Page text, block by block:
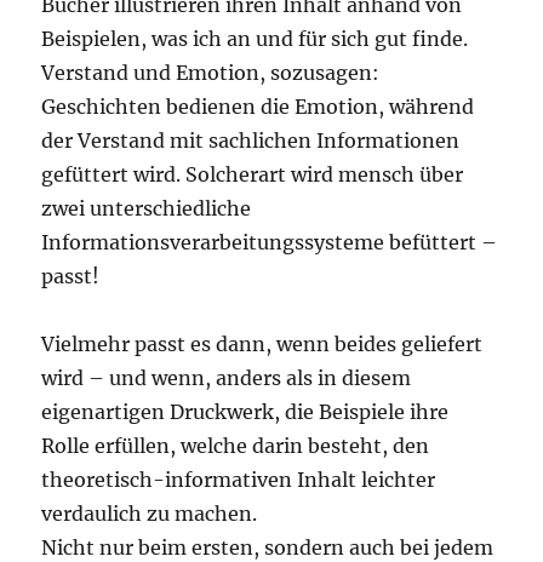
Bücher illustrieren ihren Inhalt anhand von
Beispielen, was ich an und für sich gut finde.
Verstand und Emotion, sozusagen:
Geschichten bedienen die Emotion, während
der Verstand mit sachlichen Informationen
gefüttert wird. Solcherart wird mensch über
zwei unterschiedliche
Informationsverarbeitungssysteme befüttert –
passt!
Vielmehr passt es dann, wenn beides geliefert
wird – und wenn, anders als in diesem
eigenartigen Druckwerk, die Beispiele ihre
Rolle erfüllen, welche darin besteht, den
theoretisch-informativen Inhalt leichter
verdaulich zu machen.
Nicht nur beim ersten, sondern auch bei jedem